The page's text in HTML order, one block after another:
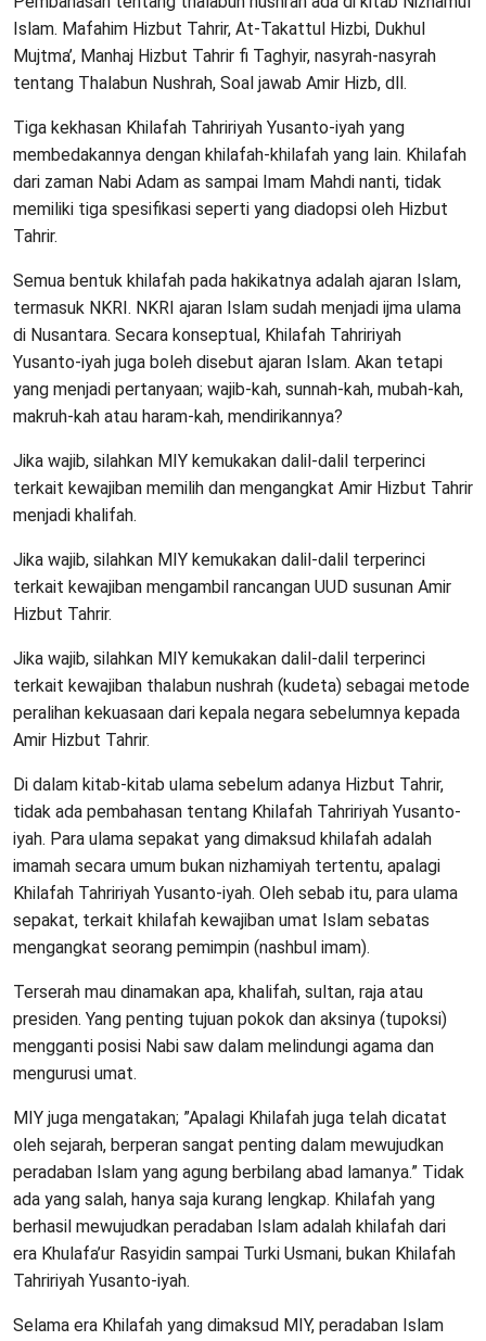
Islam. Mafahim Hizbut Tahrir, At-Takattul Hizbi, Dukhul
Mujtma’, Manhaj Hizbut Tahrir fi Taghyir, nasyrah-nasyrah
tentang Thalabun Nushrah, Soal jawab Amir Hizb, dll.
Tiga kekhasan Khilafah Tahririyah Yusanto-iyah yang
membedakannya dengan khilafah-khilafah yang lain. Khilafah
dari zaman Nabi Adam as sampai Imam Mahdi nanti, tidak
memiliki tiga spesifikasi seperti yang diadopsi oleh Hizbut
Tahrir.
Semua bentuk khilafah pada hakikatnya adalah ajaran Islam,
termasuk NKRI. NKRI ajaran Islam sudah menjadi ijma ulama
di Nusantara. Secara konseptual, Khilafah Tahririyah
Yusanto-iyah juga boleh disebut ajaran Islam. Akan tetapi
yang menjadi pertanyaan; wajib-kah, sunnah-kah, mubah-kah,
makruh-kah atau haram-kah, mendirikannya?
Jika wajib, silahkan MIY kemukakan dalil-dalil terperinci
terkait kewajiban memilih dan mengangkat Amir Hizbut Tahrir
menjadi khalifah.
Jika wajib, silahkan MIY kemukakan dalil-dalil terperinci
terkait kewajiban mengambil rancangan UUD susunan Amir
Hizbut Tahrir.
Jika wajib, silahkan MIY kemukakan dalil-dalil terperinci
terkait kewajiban thalabun nushrah (kudeta) sebagai metode
peralihan kekuasaan dari kepala negara sebelumnya kepada
Amir Hizbut Tahrir.
Di dalam kitab-kitab ulama sebelum adanya Hizbut Tahrir,
tidak ada pembahasan tentang Khilafah Tahririyah Yusanto-
iyah. Para ulama sepakat yang dimaksud khilafah adalah
imamah secara umum bukan nizhamiyah tertentu, apalagi
Khilafah Tahririyah Yusanto-iyah. Oleh sebab itu, para ulama
sepakat, terkait khilafah kewajiban umat Islam sebatas
mengangkat seorang pemimpin (nashbul imam).
Terserah mau dinamakan apa, khalifah, sultan, raja atau
presiden. Yang penting tujuan pokok dan aksinya (tupoksi)
mengganti posisi Nabi saw dalam melindungi agama dan
mengurusi umat.
MIY juga mengatakan; ”Apalagi Khilafah juga telah dicatat
oleh sejarah, berperan sangat penting dalam mewujudkan
peradaban Islam yang agung berbilang abad lamanya.” Tidak
ada yang salah, hanya saja kurang lengkap. Khilafah yang
berhasil mewujudkan peradaban Islam adalah khilafah dari
era Khulafa’ur Rasyidin sampai Turki Usmani, bukan Khilafah
Tahririyah Yusanto-iyah.
Selama era Khilafah yang dimaksud MIY, peradaban Islam